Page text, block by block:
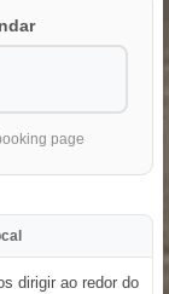
page
dirigir ao redor do